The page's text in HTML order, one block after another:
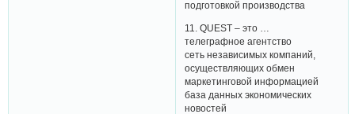
подготовкой производства
11. QUEST – это …
телеграфное агентство
сеть независимых компаний,
осуществляющих обмен
маркетинговой информацией
база данных экономических
новостей